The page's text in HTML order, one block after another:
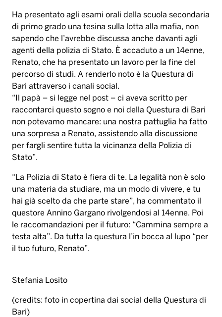
Ha presentato agli esami orali della scuola secondaria
di primo grado una tesina sulla lotta alla mafia, non
sapendo che l’avrebbe discussa anche davanti agli
agenti della polizia di Stato. È accaduto a un 14enne,
Renato, che ha presentato un lavoro per la fine del
percorso di studi. A renderlo noto è la Questura di
Bari attraverso i canali social.
“Il papà – si legge nel post – ci aveva scritto per
raccontarci questo sogno e noi della Questura di Bari
non potevamo mancare: una nostra pattuglia ha fatto
una sorpresa a Renato, assistendo alla discussione
per fargli sentire tutta la vicinanza della Polizia di
Stato”.
“La Polizia di Stato è fiera di te. La legalità non è solo
una materia da studiare, ma un modo di vivere, e tu
hai già scelto da che parte stare”, ha commentato il
questore Annino Gargano rivolgendosi al 14enne. Poi
le raccomandazioni per il futuro: “Cammina sempre a
testa alta”. Da tutta la questura l’in bocca al lupo “per
il tuo futuro, Renato”.
Stefania Losito
(credits: foto in copertina dai social della Questura di
Bari)